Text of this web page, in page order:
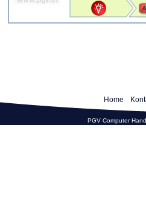
Home
PGV Computer